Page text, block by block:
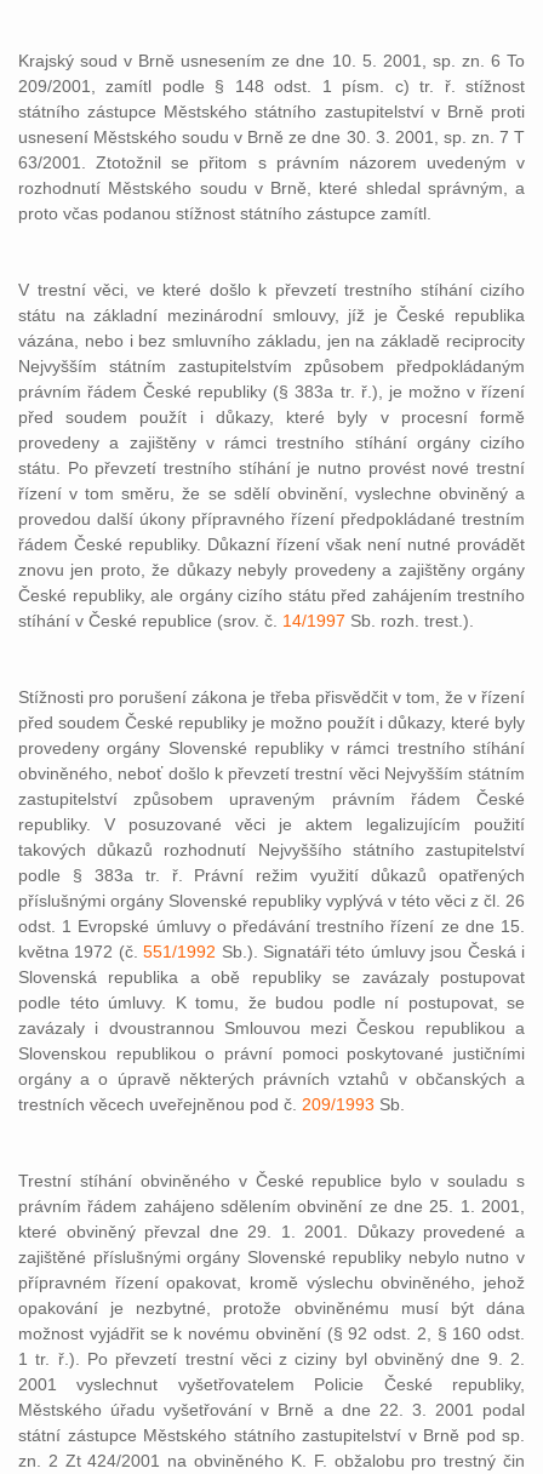
Krajský soud v Brně usnesením ze dne 10. 5. 2001, sp. zn. 6 To
209/2001, zamítl podle § 148 odst. 1 písm. c) tr. ř. stížnost
státního zástupce Městského státního zastupitelství v Brně proti
usnesení Městského soudu v Brně ze dne 30. 3. 2001, sp. zn. 7 T
63/2001. Ztotožnil se přitom s právním názorem uvedeným v
rozhodnutí Městského soudu v Brně, které shledal správným, a
proto včas podanou stížnost státního zástupce zamítl.
V trestní věci, ve které došlo k převzetí trestního stíhání cizího
státu na základní mezinárodní smlouvy, jíž je České republika
vázána, nebo i bez smluvního základu, jen na základě reciprocity
Nejvyšším státním zastupitelstvím způsobem předpokládaným
právním řádem České republiky (§ 383a tr. ř.), je možno v řízení
před soudem použít i důkazy, které byly v procesní formě
provedeny a zajištěny v rámci trestního stíhání orgány cizího
státu. Po převzetí trestního stíhání je nutno provést nové trestní
řízení v tom směru, že se sdělí obvinění, vyslechne obviněný a
provedou další úkony přípravného řízení předpokládané trestním
řádem České republiky. Důkazní řízení však není nutné provádět
znovu jen proto, že důkazy nebyly provedeny a zajištěny orgány
České republiky, ale orgány cizího státu před zahájením trestního
stíhání v České republice (srov. č. 14/1997 Sb. rozh. trest.).
Stížnosti pro porušení zákona je třeba přisvědčit v tom, že v řízení
před soudem České republiky je možno použít i důkazy, které byly
provedeny orgány Slovenské republiky v rámci trestního stíhání
obviněného, neboť došlo k převzetí trestní věci Nejvyšším státním
zastupitelství způsobem upraveným právním řádem České
republiky. V posuzované věci je aktem legalizujícím použití
takových důkazů rozhodnutí Nejvyššího státního zastupitelství
podle § 383a tr. ř. Právní režim využití důkazů opatřených
příslušnými orgány Slovenské republiky vyplývá v této věci z čl. 26
odst. 1 Evropské úmluvy o předávání trestního řízení ze dne 15.
května 1972 (č.551/1992 Sb.). Signatáři této úmluvy jsou Česká i
Slovenská republika a obě republiky se zavázaly postupovat
podle této úmluvy. K tomu, že budou podle ní postupovat, se
zavázaly i dvoustrannou Smlouvou mezi Českou republikou a
Slovenskou republikou o právní pomoci poskytované justičními
orgány a o úpravě některých právních vztahů v občanských a
trestních věcech uveřejněnou pod č. 209/1993 Sb.
Trestní stíhání obviněného v České republice bylo v souladu s
právním řádem zahájeno sdělením obvinění ze dne 25. 1. 2001,
které obviněný převzal dne 29. 1. 2001. Důkazy provedené a
zajištěné příslušnými orgány Slovenské republiky nebylo nutno v
přípravném řízení opakovat, kromě výslechu obviněného, jehož
opakování je nezbytné, protože obviněnému musí být dána
možnost vyjádřit se k novému obvinění (§ 92 odst. 2, § 160 odst.
1 tr. ř.). Po převzetí trestní věci z ciziny byl obviněný dne 9. 2.
2001 vyslechnut vyšetřovatelem Policie České republiky,
Městského úřadu vyšetřování v Brně a dne 22. 3. 2001 podal
státní zástupce Městského státního zastupitelství v Brně pod sp.
zn. 2 Zt 424/2001 na obviněného K. F. obžalobu pro trestný čin